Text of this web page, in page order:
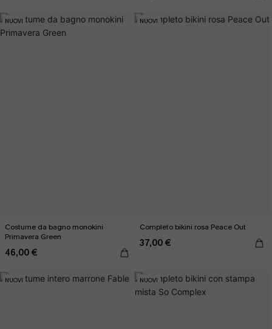
NUOVI
Costume da bagno monokini
Primavera Green
46,00 €
NUOVI
Completo bikini rosa Peace Out
37,00 €
NUOVI NUOVI